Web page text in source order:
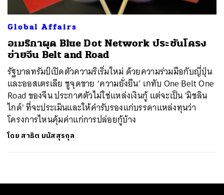
Global Affairs
อเมริกาผุด Blue Dot Network ประชันโครง
ข่ายจีน Belt and Road
รัฐบาลทรัมป์เปิดตัวความริเริ่มใหม่ ด้วยความร่วมมือกับญี่ปุ่น
และออสเตรเลีย ชูจุดขาย ‘ความยั่งยืน’ เกทับ One Belt One
Road ของจีน ประกาศตัวไม่ใช่แหล่งเงินกู้ แต่จะเป็น 'มิชลิน
ไกด์' ที่จะประเมินและให้คำรับรองแก่บรรดาแหล่งทุนว่า
โครงการไหนคุ้มค่าแก่การปล่อยกู้บ้าง
โดย สาธิต มนัสสุรกุล
SHARE TWEET LINE EMAIL